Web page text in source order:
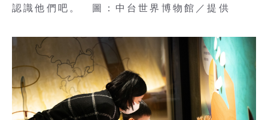
認識他們吧。 圖：中台世界博物館／提供